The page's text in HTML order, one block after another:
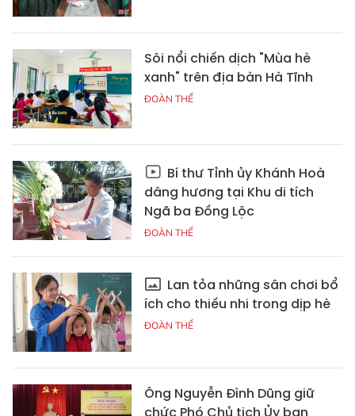
Sôi nổi chiến dịch "Mùa hè
xanh" trên địa bàn Hà Tĩnh
ĐOÀN THỂ
Bí thư Tỉnh ủy Khánh Hoà
dâng hương tại Khu di tích
Ngã ba Đồng Lộc
ĐOÀN THỂ
Lan tỏa những sân chơi bổ
ích cho thiếu nhi trong dịp hè
ĐOÀN THỂ
Ông Nguyễn Đình Dũng giữ
chức Phó Chủ tịch Ủy ban